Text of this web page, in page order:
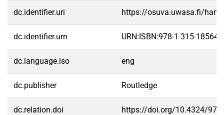
dc.identifier.uri https://osuva.uwasa.fi/
dc.identifier.urn URN:ISBN:978-1-315-18564-
dc.language.iso eng
dc.publisher Routledge
dc.relation.doi https://doi.org/10.4324/